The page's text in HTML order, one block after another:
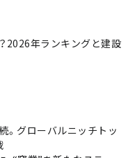
2026年ランキングと建設
。グローバルニッチトッ